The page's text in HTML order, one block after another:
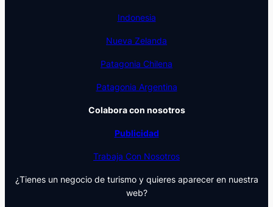
Indonesia
Nueva Zelanda
Patagonia Chilena
Patagonia Argentina
Colabora con nosotros
Publicidad
Trabaja Con Nosotros
¿Tienes un negocio de turismo y quieres aparecer en nuestra
web?